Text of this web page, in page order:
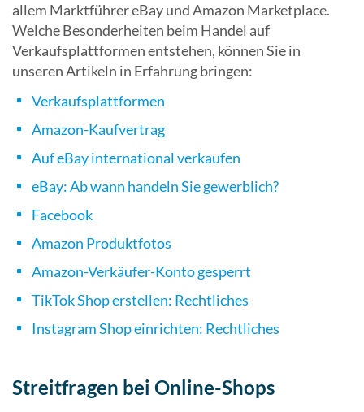
allem Marktführer eBay und Amazon Marketplace.
Welche Besonderheiten beim Handel auf
Verkaufsplattformen entstehen, können Sie in
unseren Artikeln in Erfahrung bringen:
Verkaufsplattformen
Amazon-Kaufvertrag
Auf eBay international verkaufen
eBay: Ab wann handeln Sie gewerblich?
Facebook
Amazon Produktfotos
Amazon-Verkäufer-Konto gesperrt
TikTok Shop erstellen: Rechtliches
Instagram Shop einrichten: Rechtliches
Streitfragen bei Online-Shops